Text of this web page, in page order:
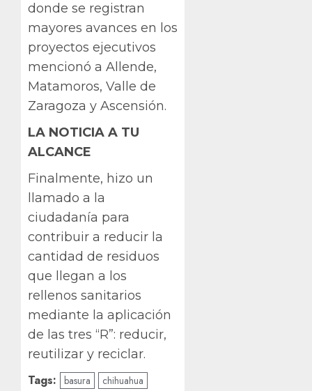
donde se registran
mayores avances en los
proyectos ejecutivos
mencionó a Allende,
Matamoros, Valle de
Zaragoza y Ascensión.
LA NOTICIA A TU
ALCANCE
Finalmente, hizo un
llamado a la
ciudadanía para
contribuir a reducir la
cantidad de residuos
que llegan a los
rellenos sanitarios
mediante la aplicación
de las tres “R”: reducir,
reutilizar y reciclar.
Tags: basura
chihuahua